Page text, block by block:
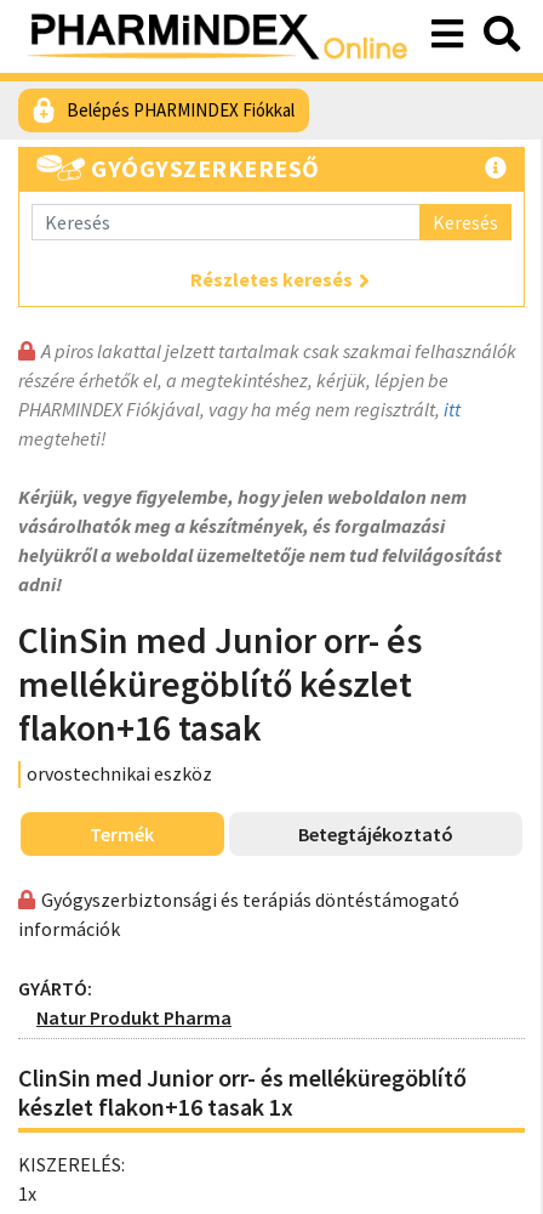
Belépés PHARMINDEX Fiókkal
GYÓGYSZERKERESŐ
Keresés
Részletes keresés
A piros lakattal jelzett tartalmak csak szakmai felhasználók
részére érhetők el, a megtekintéshez, kérjük, lépjen be
PHARMINDEX Fiókjával, vagy ha még nem regisztrált, itt
megteheti!
Kérjük, vegye figyelembe, hogy jelen weboldalon nem
vásárolhatók meg a készítmények, és forgalmazási
helyükről a weboldal üzemeltetője nem tud felvilágosítást
adni!
ClinSin med Junior orr- és
melléküregöblítő készlet
flakon+16 tasak
orvostechnikai eszköz
Termék Betegtájékoztató
Gyógyszerbiztonsági és terápiás döntéstámogató
információk
GYÁRTÓ:
Natur Produkt Pharma
ClinSin med Junior orr- és melléküregöblítő
készlet flakon+16 tasak 1x
KISZERELÉS:
1x